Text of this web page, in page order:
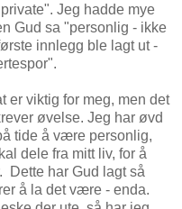
Jeg hadde mye
Gud sa "personlig - ikke
innlegg ble lagt ut -
er viktig for meg, men det
øvelse. Jeg har øvd
tide å være personlig,
dele fra mitt liv, for å
Dette har Gud lagt så
å la det være - enda.